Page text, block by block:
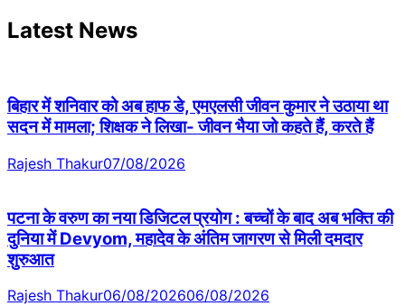
Latest News
बिहार में शनिवार को अब हाफ डे, एमएलसी जीवन कुमार ने उठाया था
सदन में मामला; शिक्षक ने लिखा- जीवन भैया जो कहते हैं, करते हैं
Rajesh Thakur07/08/2026
पटना के वरुण का नया डिजिटल प्रयोग : बच्चों के बाद अब भक्ति की
दुनिया में Devyom, महादेव के अंतिम जागरण से मिली दमदार
शुरुआत
Rajesh Thakur06/08/202606/08/2026